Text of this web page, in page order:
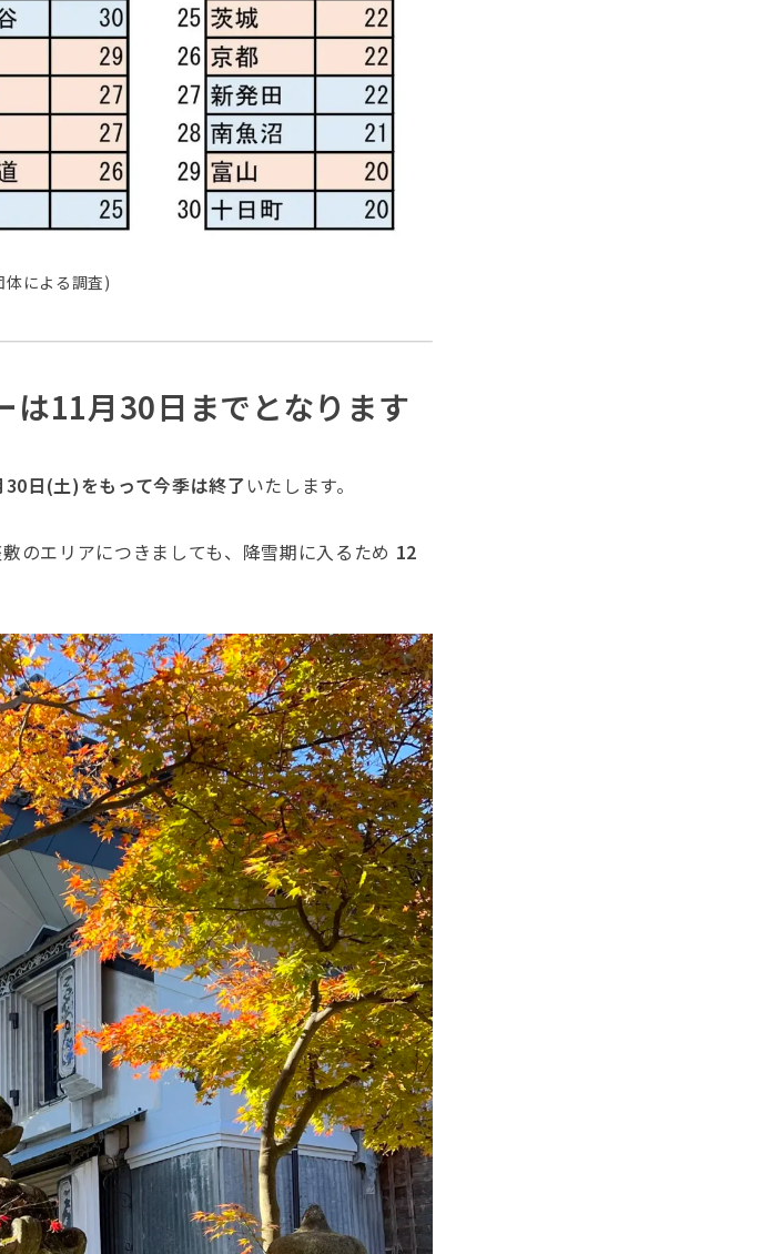
による調査)
は11月30日までとなります
30日(土)をもって今季は終了いたします。
のエリアにつきましても、降雪期に入るため 12